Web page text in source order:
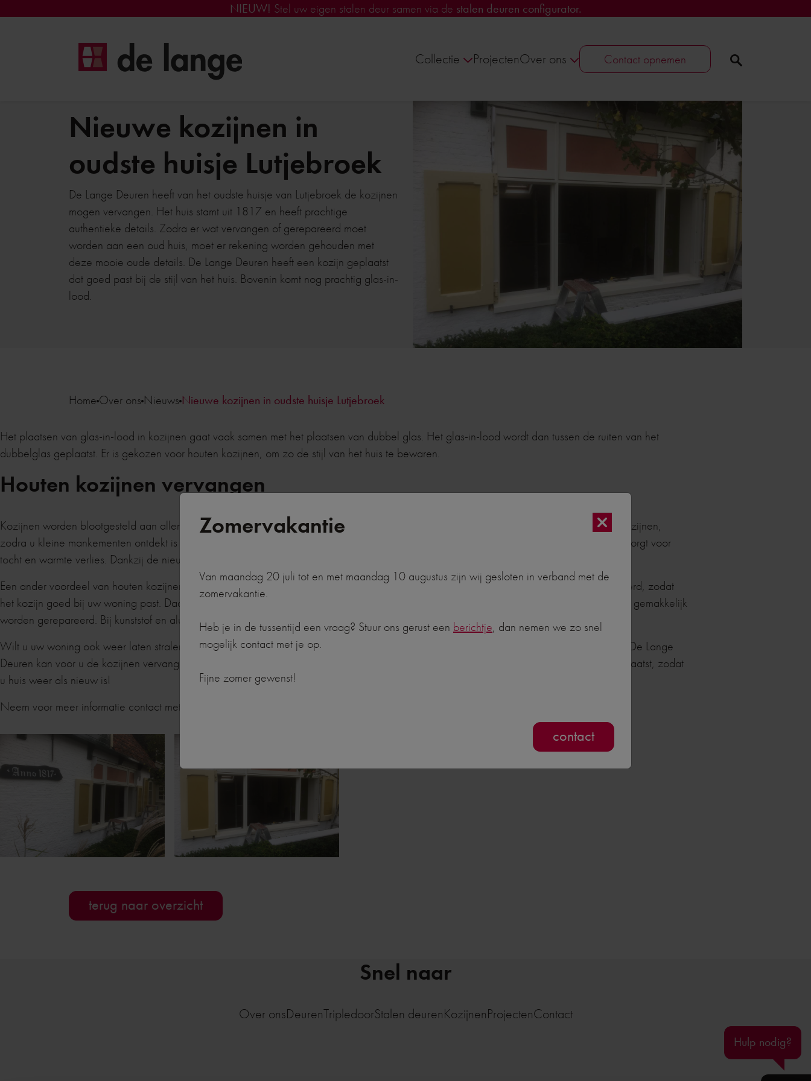
NIEUW! Stel uw eigen stalen deur samen via de stalen deuren configurator.
Collectie ProjectenOver ons Contact opnemen
Nieuwe kozijnen in
oudste huisje Lutjebroek
De Lange Deuren heeft van het oudste huisje van Lutjebroek de kozijnen
mogen vervangen. Het huis stamt uit 1817 en heeft prachtige
authentieke details. Zodra er wat vervangen of gerepareerd moet
worden aan een oud huis, moet er rekening worden gehouden met
deze mooie oude details. De Lange Deuren heeft een kozijn geplaatst
dat goed past bij de stijl van het huis. Bovenin komt nog prachtig glas-in-
lood.
Home Over ons Nieuws Nieuwe kozijnen in oudste huisje Lutjebroek
Het plaatsen van glas-in-lood in kozijnen gaat vaak samen met het plaatsen van dubbel glas. Het glas-in-lood wordt dan tussen de ruiten van het
dubbelglas geplaatst. Er is gekozen voor houten kozijnen, om zo de stijl van het huis te bewaren.
Houten kozijnen vervangen
Kozijnen worden blootgesteld aan allerlei weersomstandigheden en krijgen veel te verduren. Wacht niet te lang met het vervangen van kozijnen,
zodra u kleine mankementen ontdekt is het zaak om de kozijnen snel te vervangen. Oude kozijnen isoleren vaak niet meer zo goed, wat zorgt voor
tocht en warmte verlies. Dankzij de nieuwe houten kozijnen blijft de warmte binnen en bespaart u op uw energiekosten.
Een ander voordeel van houten kozijnen is dat dit materiaal gemakkelijk te bewerken is. De kozijnen kunnen gemakkelijk worden geschilderd, zodat
het kozijn goed bij uw woning past. Daarnaast heeft het een warme en echte uitstraling. Heeft u schade aan uw houten kozijn? Dan kan dit gemakkelijk
worden gerepareerd. Bij kunststof en aluminium kozijnen is dit vaak veel lastiger.
Wilt u uw woning ook weer laten stralen en de juiste uitstraling geven? Oude, verrotte kozijnen doen afbreuk aan het uiterlijk van uw huis. De Lange
Deuren kan voor u de kozijnen vervangen. Wij zorgen ervoor dat de oude kozijnen eruit worden gehaald en de nieuwe er in worden geplaatst, zodat
u huis weer als nieuw is!
Neem voor meer informatie contact met ons op via 0228 – 51 12 69 of vul ons
terug naar overzicht
Snel naar
Over onsDeurenTripledoorStalen deurenKozijnenProjectenContact
Zomervakantie
Van maandag 20 juli tot en met maandag 10 augustus zijn wij gesloten in verband met de
zomervakantie.
Heb je in de tussentijd een vraag? Stuur ons gerust een berichtje, dan nemen we zo snel
mogelijk contact met je op.
Fijne zomer gewenst!
contact
Hulp nodig?